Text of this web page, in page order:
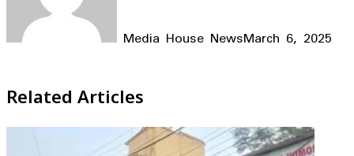
Media House NewsMarch 6, 2025
Related Articles